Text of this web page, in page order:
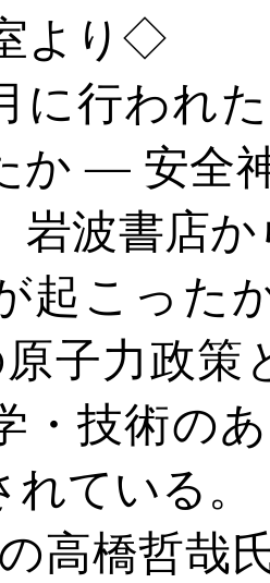
より ◇
に行われ
か ― 安全
岩波書店
起こった
原子力政
・技術の
ている。
高橋哲哉